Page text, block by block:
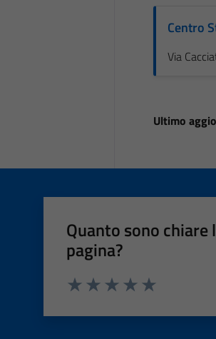
Centro
Via
Ultimo
Quanto sono
pagina?